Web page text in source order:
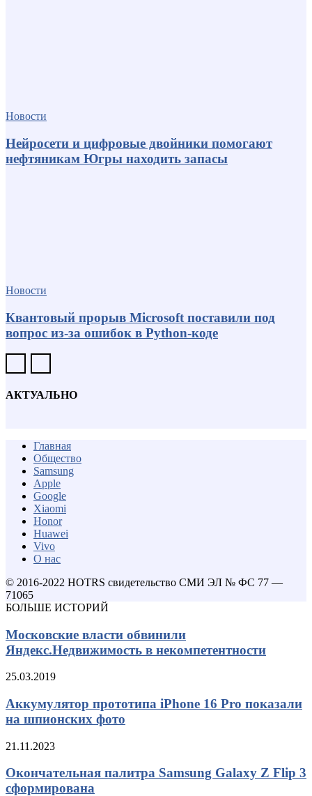
Новости
Нейросети и цифровые двойники помогают
нефтяникам Югры находить запасы
Новости
Квантовый прорыв Microsoft поставили под
вопрос из-за ошибок в Python-коде
АКТУАЛЬНО
Главная
Общество
Samsung
Apple
Google
Xiaomi
Honor
Huawei
Vivo
О нас
© 2016-2022 HOTRS свидетельство СМИ ЭЛ № ФС 77 —
71065
БОЛЬШЕ ИСТОРИЙ
Московские власти обвинили
Яндекс.Недвижимость в некомпетентности
25.03.2019
Аккумулятор прототипа iPhone 16 Pro показали
на шпионских фото
21.11.2023
Окончательная палитра Samsung Galaxy Z Flip 3
сформирована